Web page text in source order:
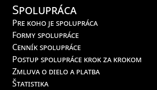
Spolupráca
Pre koho je spolupráca
Formy spolupráce
Cenník spolupráce
Postup spolupráce krok za krokom
Zmluva o dielo a platba
Štatistika